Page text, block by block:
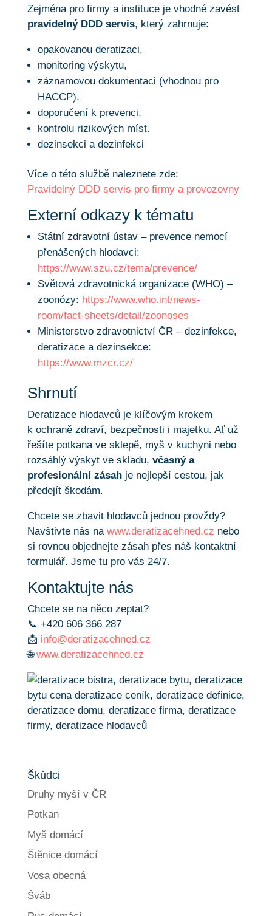
Zejména pro firmy a instituce je vhodné zavést
pravidelný DDD servis, který zahrnuje:
opakovanou deratizaci,
monitoring výskytu,
záznamovou dokumentaci (vhodnou pro
HACCP),
doporučení k prevenci,
kontrolu rizikových míst.
dezinsekci a dezinfekci
Více o této službě naleznete zde:
Pravidelný DDD servis pro firmy a provozovny
Externí odkazy k tématu
Státní zdravotní ústav – prevence nemocí
přenášených hlodavci:
https://www.szu.cz/tema/prevence/
Světová zdravotnická organizace (WHO) –
zoonózy: https://www.who.int/news-
room/fact-sheets/detail/zoonoses
Ministerstvo zdravotnictví ČR – dezinfekce,
deratizace a dezinsekce:
https://www.mzcr.cz/
Shrnutí
Deratizace hlodavců je klíčovým krokem
k ochraně zdraví, bezpečnosti i majetku. Ať už
řešíte potkana ve sklepě, myš v kuchyni nebo
rozsáhlý výskyt ve skladu, včasný a
profesionální zásahje nejlepší cestou, jak
předejít škodám.
Chcete se zbavit hlodavců jednou provždy?
Navštivte nás na www.deratizacehned.cz nebo
si rovnou objednejte zásah přes náš kontaktní
formulář. Jsme tu pro vás 24/7.
Kontaktujte nás
Chcete se na něco zeptat?
📞 +420 606 366 287
📩 info@deratizacehned.cz
🌐www.deratizacehned.cz
Škůdci
Druhy myší v ČR
Potkan
Myš domácí
Štěnice domácí
Vosa obecná
Šváb